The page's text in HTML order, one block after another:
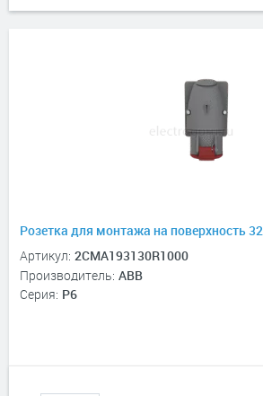
Розетка для монтажа на поверхность
Артикул: 2CMA193130R1000
Производитель: ABB
Серия: P6